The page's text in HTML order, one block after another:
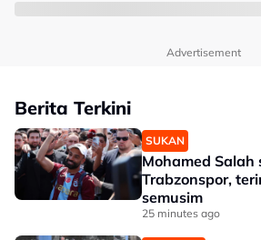
Advertisement
Berita Terkini
SUKAN
Mohamed Salah
Trabzonspor,
semusim
25 minutes ago